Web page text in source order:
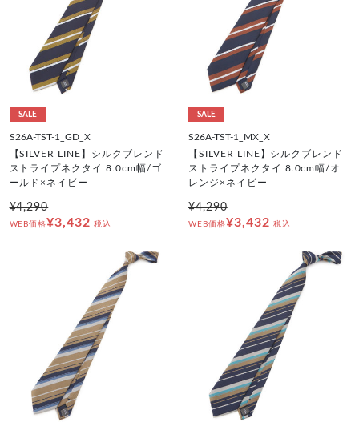
SALE
S26A-TST-1_GD_X
【SILVER LINE】シルクブレンド
ストライプネクタイ 8.0cm幅/ゴ
ールド×ネイビー
¥4,290
WEB価格¥3,432 税込
SALE
S26A-TST-1_MX_X
【SILVER LINE】シルクブレンド
ストライプネクタイ 8.0cm幅/オ
レンジ×ネイビー
¥4,290
WEB価格¥3,432 税込